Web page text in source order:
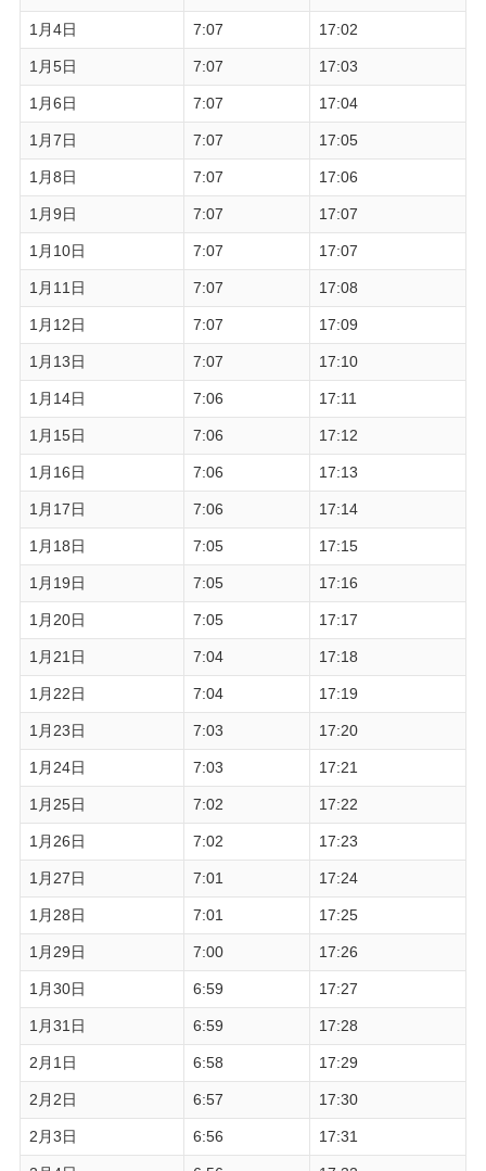
1月4日 7:07 17:02
1月5日 7:07 17:03
1月6日 7:07 17:04
1月7日 7:07 17:05
1月8日 7:07 17:06
1月9日 7:07 17:07
1月10日 7:07 17:07
1月11日 7:07 17:08
1月12日 7:07 17:09
1月13日 7:07 17:10
1月14日 7:06 17:11
1月15日 7:06 17:12
1月16日 7:06 17:13
1月17日 7:06 17:14
1月18日 7:05 17:15
1月19日 7:05 17:16
1月20日 7:05 17:17
1月21日 7:04 17:18
1月22日 7:04 17:19
1月23日 7:03 17:20
1月24日 7:03 17:21
1月25日 7:02 17:22
1月26日 7:02 17:23
1月27日 7:01 17:24
1月28日 7:01 17:25
1月29日 7:00 17:26
1月30日 6:59 17:27
1月31日 6:59 17:28
2月1日 6:58 17:29
2月2日 6:57 17:30
2月3日 6:56 17:31